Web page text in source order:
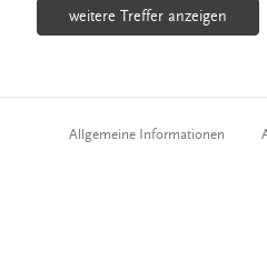
weitere Treffer anzeigen
Allgemeine Informationen